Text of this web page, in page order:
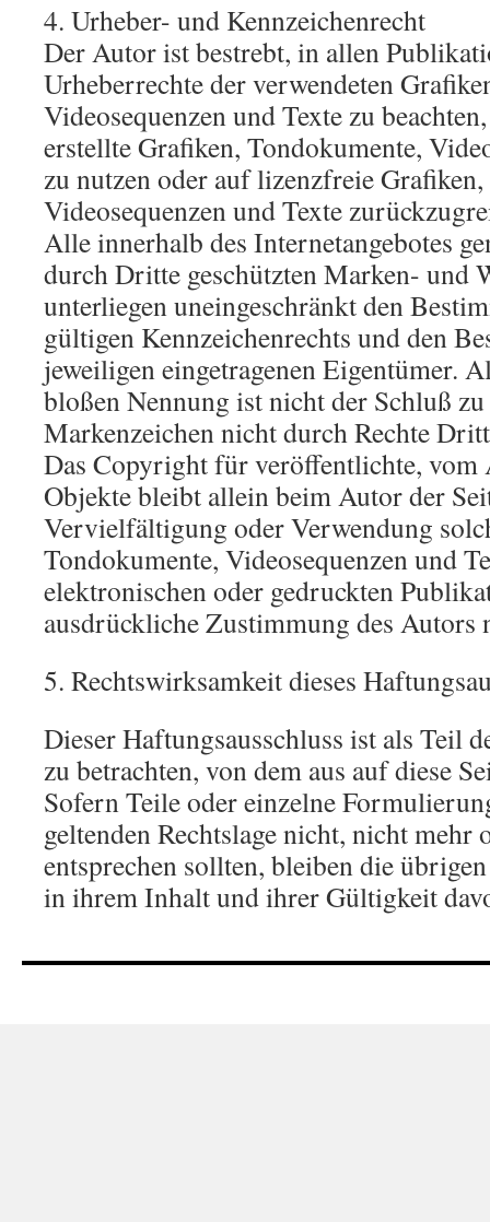
4. Urheber- und Kennzeichenrecht
Der Autor ist bestrebt, in allen
Urheberrechte der verwendeten
Videosequenzen und Texte zu
erstellte Grafiken, Tondokumente,
zu nutzen oder auf lizenzfreie
Videosequenzen und Texte
Alle innerhalb des Internetangebotes
durch Dritte geschützten Marken- und
unterliegen uneingeschränkt den
gültigen Kennzeichenrechts und den
jeweiligen eingetragenen Eigentümer.
bloßen Nennung ist nicht der Schluß zu
Markenzeichen nicht durch Rechte
Das Copyright für veröffentlichte, vom
Objekte bleibt allein beim Autor der
Vervielfältigung oder Verwendung
Tondokumente, Videosequenzen und
elektronischen oder gedruckten
ausdrückliche Zustimmung des Autors
5. Rechtswirksamkeit dieses
Dieser Haftungsausschluss ist als Teil
zu betrachten, von dem aus auf diese
Sofern Teile oder einzelne
geltenden Rechtslage nicht, nicht
entsprechen sollten, bleiben die
in ihrem Inhalt und ihrer Gültigkeit